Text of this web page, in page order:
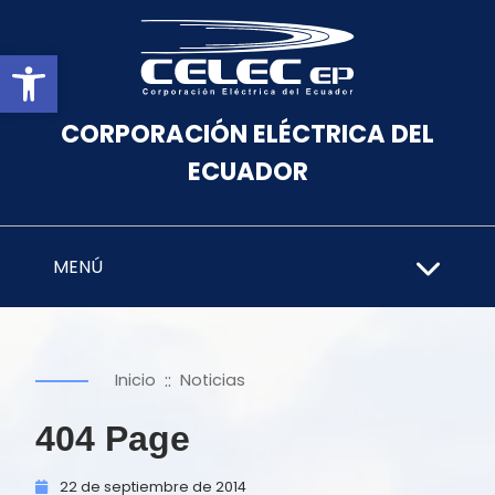
Abrir barra de herramientas
CORPORACIÓN ELÉCTRICA DEL
ECUADOR
MENÚ
Inicio :: Noticias
404 Page
22 de septiembre de 2014